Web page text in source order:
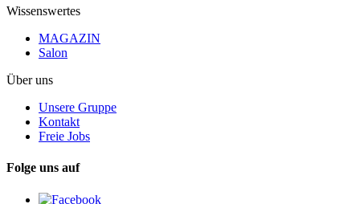
Wissenswertes
MAGAZIN
Salon
Über uns
Unsere Gruppe
Kontakt
Freie Jobs
Folge uns auf